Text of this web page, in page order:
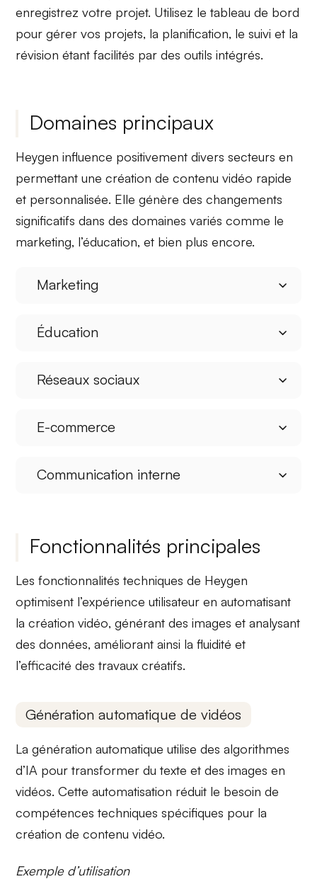
enregistrez votre projet. Utilisez letableau de bord
pour gérer vos projets, la planification, le suivi et la
révision étant facilités par des outils intégrés.
Domaines principaux
Heygen influence positivement divers secteurs en
permettant unecréation de contenu vidéo rapide
et personnalisée. Elle génère des changements
significatifs dans des domaines variés comme le
marketing, l’éducation, et bien plus encore.
Marketing
Éducation
Réseaux sociaux
E-commerce
Communication interne
Fonctionnalités principales
Lesfonctionnalités techniques de Heygen
optimisent l’expérience utilisateur enautomatisant
la création vidéo,générant des images etanalysant
des données, améliorant ainsi la fluidité et
l’efficacité des travaux créatifs.
Génération automatique de vidéos
La génération automatique utilise desalgorithmes
d’IA pour transformer du texte et des images en
vidéos. Cette automatisation réduit le besoin de
compétences techniques spécifiques pour la
création de contenu vidéo.
Exemple d’utilisation